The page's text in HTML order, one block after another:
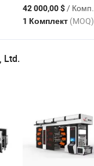
42 000,00 $/ Комплект
1 Комплект (MOQ)
Ltd.